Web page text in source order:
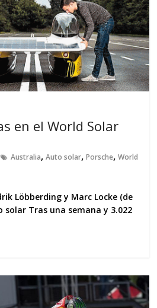
en el World Solar
Australia,Auto solar,Porsche,World
Löbberding y Marc Locke (de
solar Tras una semana y 3.022